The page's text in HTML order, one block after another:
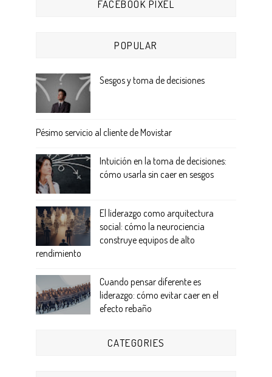
FACEBOOK PIXEL
POPULAR
Sesgos y toma de decisiones
Pésimo servicio al cliente de Movistar
Intuición en la toma de decisiones:
cómo usarla sin caer en sesgos
El liderazgo como arquitectura
social: cómo la neurociencia
construye equipos de alto
rendimiento
Cuando pensar diferente es
liderazgo: cómo evitar caer en el
efecto rebaño
CATEGORIES